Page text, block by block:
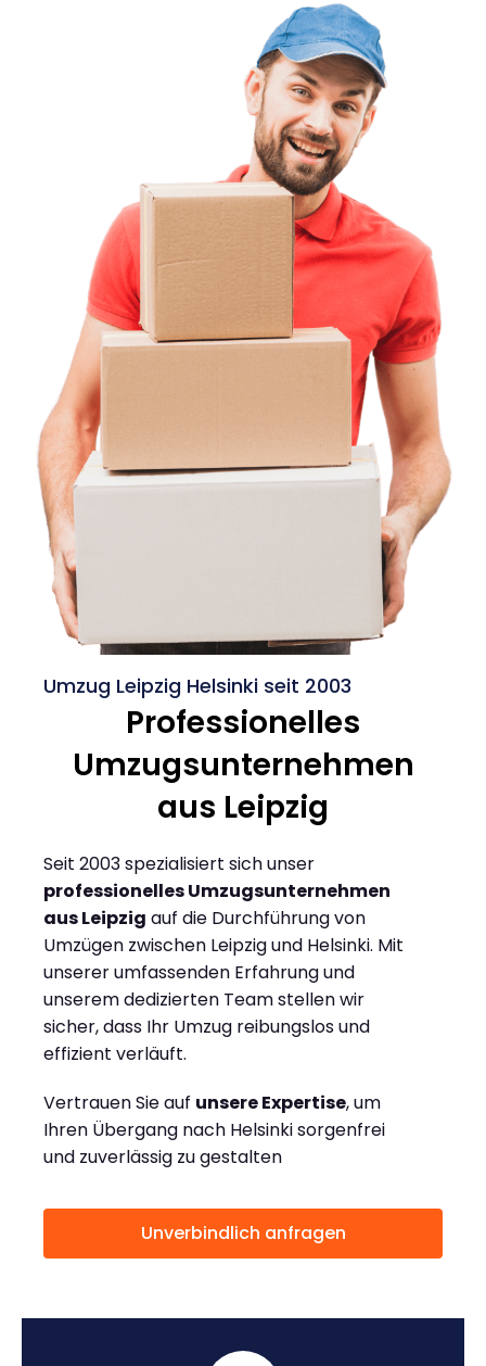
Umzug Leipzig Helsinki seit 2003
Professionelles
Umzugsunternehmen
aus Leipzig
Seit 2003 spezialisiert sich unser
professionelles Umzugsunternehmen
aus Leipzig auf die Durchführung von
Umzügen zwischen Leipzig und Helsinki. Mit
unserer umfassenden Erfahrung und
unserem dedizierten Team stellen wir
sicher, dass Ihr Umzug reibungslos und
effizient verläuft.
Vertrauen Sie auf unsere Expertise, um
Ihren Übergang nach Helsinki sorgenfrei
und zuverlässig zu gestalten
Unverbindlich anfragen